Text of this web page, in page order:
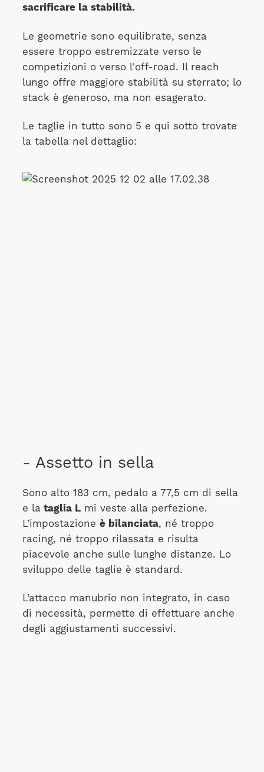
sacrificare la stabilità.
Le geometrie sono equilibrate, senza
essere troppo estremizzate verso le
competizioni o verso l'off-road. Il reach
lungo offre maggiore stabilità su sterrato; lo
stack è generoso, ma non esagerato.
Le taglie in tutto sono 5 e qui sotto trovate
la tabella nel dettaglio:
- Assetto in sella
Sono alto 183 cm, pedalo a 77,5 cm di sella
e la taglia Lmi veste alla perfezione.
L’impostazione è bilanciata, né troppo
racing, né troppo rilassata e risulta
piacevole anche sulle lunghe distanze. Lo
sviluppo delle taglie è standard.
L’attacco manubrio non integrato, in caso
di necessità, permette di effettuare anche
degli aggiustamenti successivi.